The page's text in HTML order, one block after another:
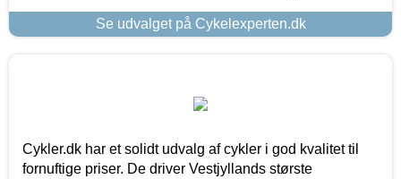
Se udvalget på Cykelexperten.dk
Cykler.dk har et solidt udvalg af cykler i god kvalitet til
fornuftige priser. De driver Vestjyllands største